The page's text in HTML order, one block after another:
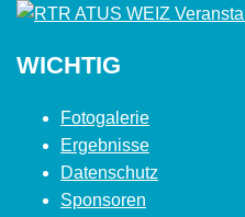
WICHTIG
Fotogalerie
Ergebnisse
Datenschutz
Sponsoren